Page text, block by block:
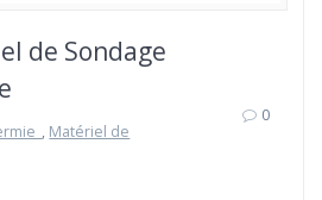
de Sondage
, Matériel de
0